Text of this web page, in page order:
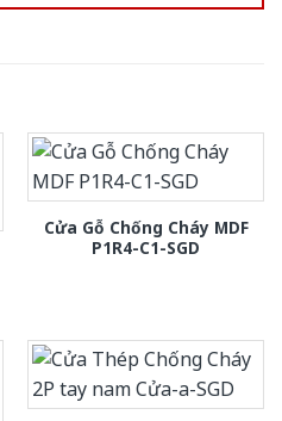
Cửa Gỗ Chống Cháy MDF
P1R4-C1-SGD